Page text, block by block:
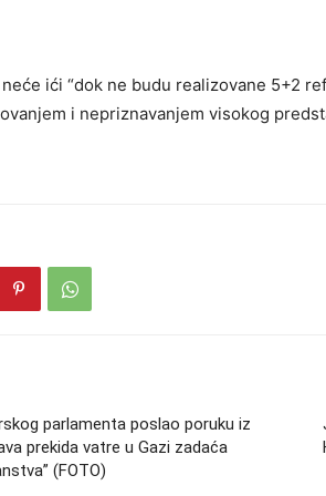
ići “dok ne budu realizovane 5+2
i nepriznavanjem visokog
parlamenta poslao poruku iz
prekida vatre u Gazi zadaća
(FOTO)